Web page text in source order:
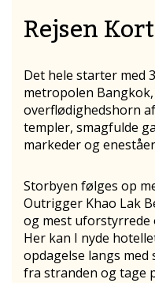
Rejsen Kort
Det hele starter med
metropolen
overflødighedshorn
templer, smagfulde
markeder og
Storbyen følges op
Outrigger Khao Lak
og mest uforstyrrede
Her kan I nyde
opdagelse langs
fra stranden og tage